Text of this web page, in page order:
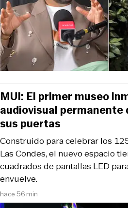
hace 56 min
Construido para celebrar los
Las Condes, el nuevo espacio
cuadrados de pantallas LED
envuelve.
MUI: El primer museo
audiovisual permanente
sus puertas